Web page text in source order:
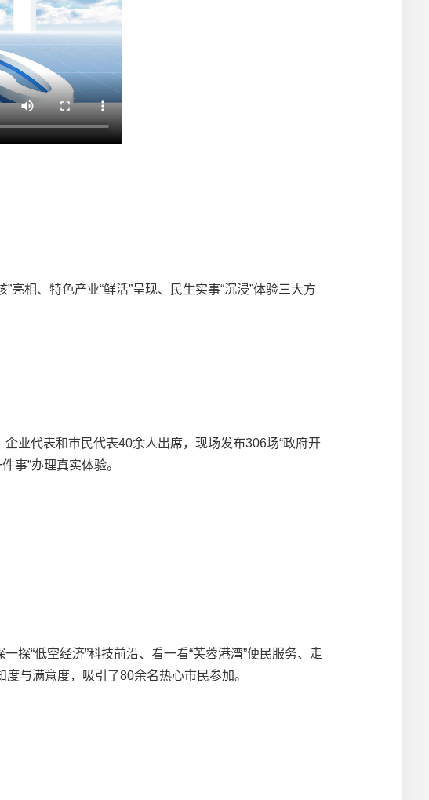
相、特色产业“鲜活”呈现、民生实事“沉浸”体验三大方
业代表和市民代表40余人出席，现场发布306场“政府开
事”办理真实体验。
“低空经济”科技前沿、看一看“芙蓉港湾”便民服务、走
与满意度，吸引了80余名热心市民参加。